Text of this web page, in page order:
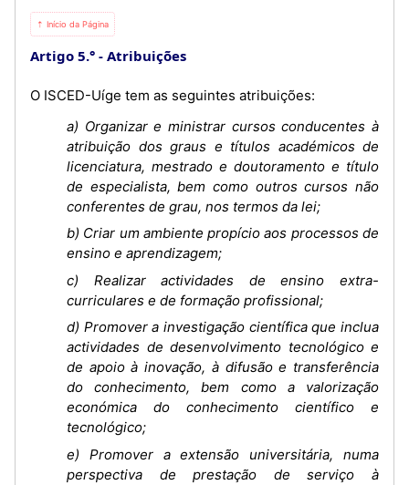
⇡ Início da Página
Artigo 5.° Atribuições
O ISCED-Uíge tem as seguintes atribuições:
a) Organizar e ministrar cursos conducentes à
atribuição dos graus e títulos académicos de
licenciatura, mestrado e doutoramento e título
de especialista, bem como outros cursos não
conferentes de grau, nos termos da lei;
b) Criar um ambiente propício aos processos de
ensino e aprendizagem;
c) Realizar actividades de ensino extra-
curriculares e de formação profissional;
d) Promover a investigação científica que inclua
actividades de desenvolvimento tecnológico e
de apoio à inovação, à difusão e transferência
do conhecimento, bem como a valorização
económica do conhecimento científico e
tecnológico;
e) Promover a extensão universitária, numa
perspectiva de prestação de serviço à